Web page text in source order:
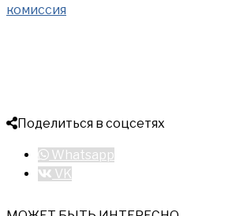
комиссия
Поделиться в соцсетях
Whatsapp
VK